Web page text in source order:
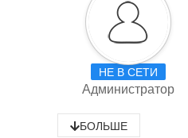
НЕ В СЕТИ
Администратор
БОЛЬШЕ